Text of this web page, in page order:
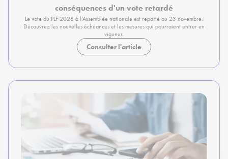
conséquences d'un vote retardé
Le vote du PLF 2026 à l’Assemblée nationale est reporté au 23 novembre.
Découvrez les nouvelles échéances et les mesures qui pourraient entrer en
vigueur.
Consulter l'article